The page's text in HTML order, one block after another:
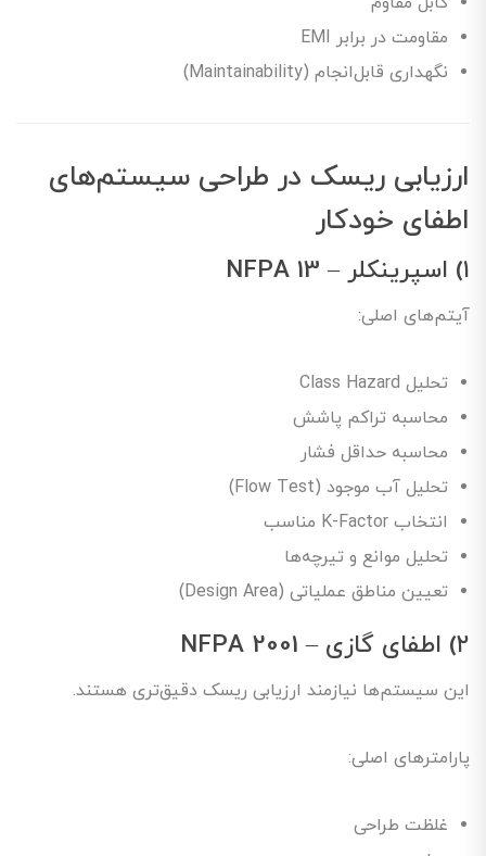
مقاومت در برابر EMI
نگهداری قابل‌انجام (Maintainability)
ارزیابی ریسک در طراحی سیستم‌های
اطفای خودکار
۱) اسپرینکلر – NFPA 13
آیتم‌های اصلی:
تحلیل Class Hazard
محاسبه تراکم پاشش
محاسبه حداقل فشار
تحلیل آب موجود (Flow Test)
انتخاب K-Factor مناسب
تحلیل موانع و تیرچه‌ها
تعیین مناطق عملیاتی (Design Area)
۲) اطفای گازی – NFPA 2001
این سیستم‌ها نیازمند ارزیابی ریسک دقیق‌تری هستند.
پارامترهای اصلی:
غلظت طراحی